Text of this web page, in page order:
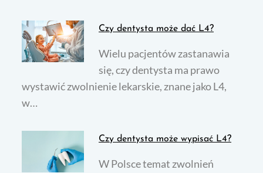
Czy dentysta może dać L4?
Wielu pacjentów zastanawia
się, czy dentysta ma prawo
wystawić zwolnienie lekarskie, znane jako L4,
w…
Czy dentysta może wypisać L4?
W Polsce temat zwolnień